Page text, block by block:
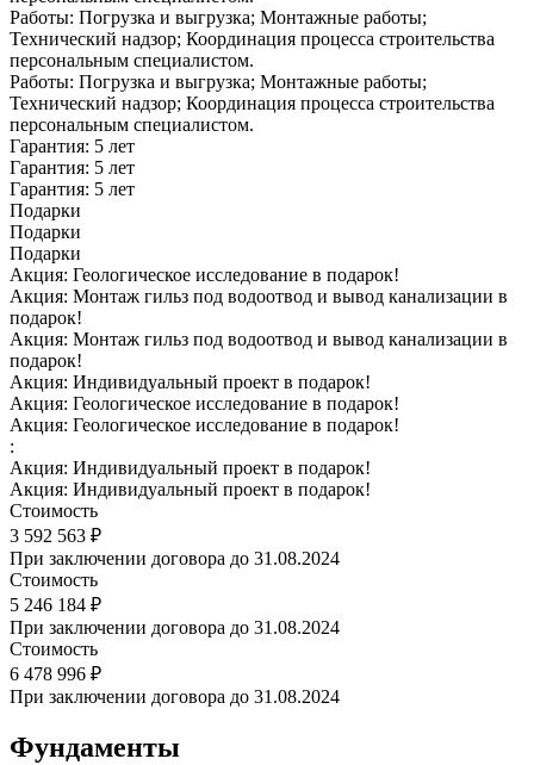
Работы: Погрузка и выгрузка; Монтажные работы;
Технический надзор; Координация процесса строительства
персональным специалистом.
Работы: Погрузка и выгрузка; Монтажные работы;
Технический надзор; Координация процесса строительства
персональным специалистом.
Гарантия: 5 лет
Гарантия: 5 лет
Гарантия: 5 лет
Подарки
Подарки
Подарки
Акция: Геологическое исследование в подарок!
Акция: Монтаж гильз под водоотвод и вывод канализации в
подарок!
Акция: Монтаж гильз под водоотвод и вывод канализации в
подарок!
Акция: Индивидуальный проект в подарок!
Акция: Геологическое исследование в подарок!
Акция: Геологическое исследование в подарок!
:
Акция: Индивидуальный проект в подарок!
Акция: Индивидуальный проект в подарок!
Стоимость
3 592 563 ₽
При заключении договора до 31.08.2024
Стоимость
5 246 184 ₽
При заключении договора до 31.08.2024
Стоимость
6 478 996 ₽
При заключении договора до 31.08.2024
Фундаменты